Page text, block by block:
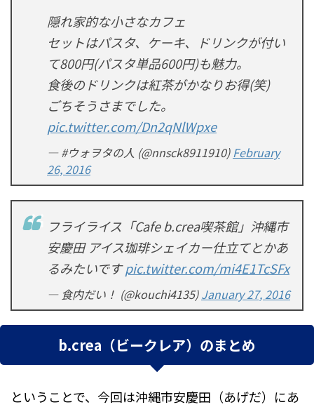
隠れ家的な小さなカフェ
セットはパスタ、ケーキ、ドリンクが付い
て800円(パスタ単品600円)も魅力。
食後のドリンクは紅茶がかなりお得(笑)
ごちそうさまでした。
pic.twitter.com/Dn2qNlWpxe
— #ウォヲタの人 (@nnsck8911910)February
26, 2016
フライライス「Cafe b.crea喫茶館」沖縄市
安慶田 アイス珈琲シェイカー仕立てとかあ
るみたいですpic.twitter.com/mi4E1TcSFx
— 食内だい！ (@kouchi4135)January 27, 2016
b.crea（ビークレア）のまとめ
ということで、今回は沖縄市安慶田（あげだ）にあ